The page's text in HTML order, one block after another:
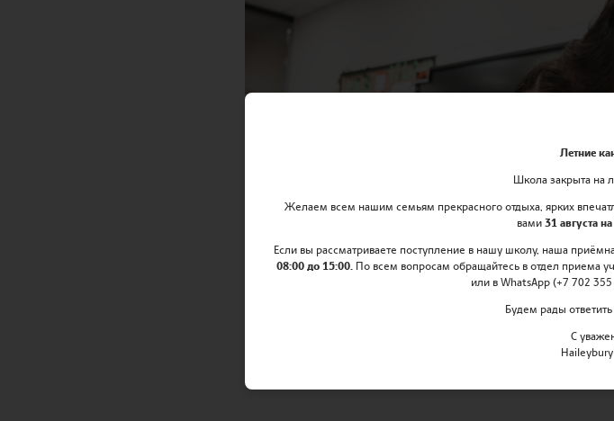
Летние
Школа закрыта на
Желаем всем нашим семьям прекрасного отдыха, ярких
вами 31 августа
Если вы рассматриваете поступление в нашу школу, наша
08:00 до 15:00. По всем вопросам обращайтесь в отдел приема
или в WhatsApp (+7 702
Будем рады
С